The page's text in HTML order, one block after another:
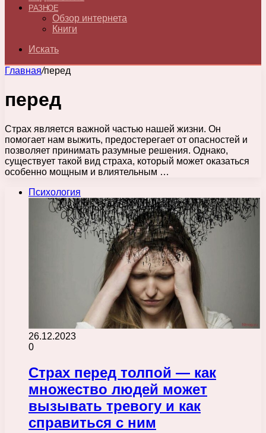
РАЗНОЕ
Обзор интернета
Книги
Искать
Главная/перед
перед
Страх является важной частью нашей жизни. Он
помогает нам выжить, предостерегает от опасностей и
позволяет принимать разумные решения. Однако,
существует такой вид страха, который может оказаться
особенно мощным и влиятельным …
Психология
26.12.2023
0
Страх перед толпой — как
множество людей может
вызывать тревогу и как
справиться с ним